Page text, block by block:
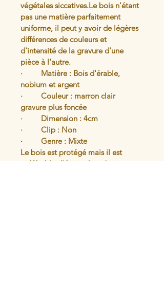
végétales siccatives.Le bois n'étant
pas une matière parfaitement
uniforme, il peut y avoir de légères
différences de couleurs et
d'intensité de la gravure d'une
pièce à l'autre.
·         Matière : Bois d'érable,
nobium et argent
·         Couleur : marron clair
gravure plus foncée
·         Dimension : 4cm
·         Clip : Non
·         Genre : Mixte
Le bois est protégé mais il est
préférable d'éviter de se baigner